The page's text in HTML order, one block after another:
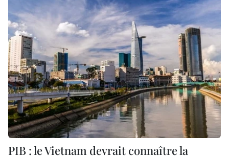
PIB : le Vietnam devrait connaître la